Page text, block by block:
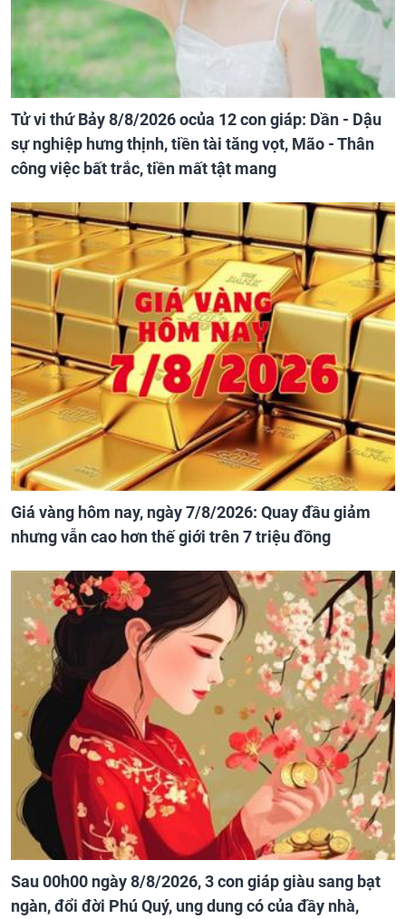
Tử vi thứ Bảy 8/8/2026 ocủa 12 con giáp: Dần - Dậu
sự nghiệp hưng thịnh, tiền tài tăng vọt, Mão - Thân
công việc bất trắc, tiền mất tật mang
Giá vàng hôm nay, ngày 7/8/2026: Quay đầu giảm
nhưng vẫn cao hơn thế giới trên 7 triệu đồng
Sau 00h00 ngày 8/8/2026, 3 con giáp giàu sang bạt
ngàn, đổi đời Phú Quý, ung dung có của đầy nhà,